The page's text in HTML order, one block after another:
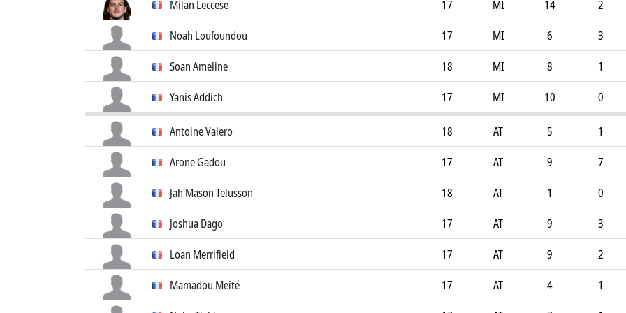
Milan Leccese 17 MI 14
2
Noah Loufoundou
17 MI 6
3
Soan Ameline
18 MI 8
1
Yanis Addich
17 MI 10 0
Antoine Valero 18 AT 5
1
Arone Gadou
17 AT 9
7
Jah Mason Telusson
18 AT 1
0
Joshua Dago
17 AT 9
3
Loan Merrifield
17 AT 9
2
Mamadou Meité
17 AT 4
1